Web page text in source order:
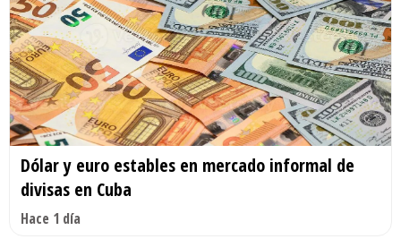
Dólar y euro estables en mercado informal de
divisas en Cuba
Hace 1 día